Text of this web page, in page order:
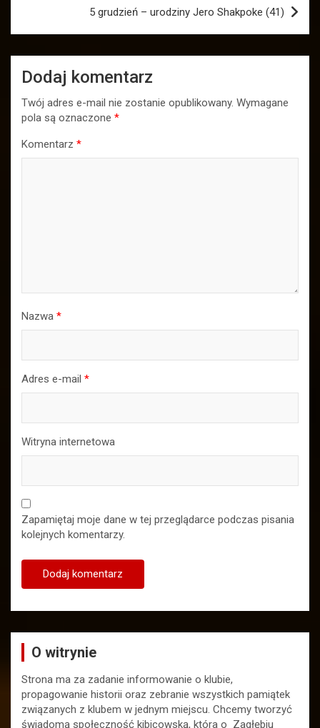
5 grudzień – urodziny Jero Shakpoke (41)
Dodaj komentarz
Twój adres e-mail nie zostanie opublikowany. Wymagane
pola są oznaczone *
Komentarz *
Nazwa *
Adres e-mail *
Witryna internetowa
Zapamiętaj moje dane w tej przeglądarce podczas pisania
kolejnych komentarzy.
O witrynie
Strona ma za zadanie informowanie o klubie,
propagowanie historii oraz zebranie wszystkich pamiątek
związanych z klubem w jednym miejscu. Chcemy tworzyć
świadomą społeczność kibicowską, która o Zagłębiu